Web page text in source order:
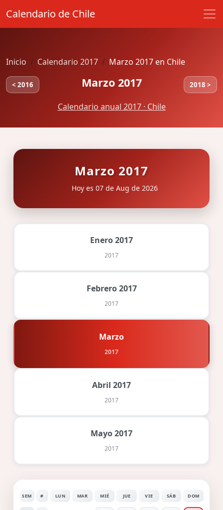
Calendario de Chile
Inicio Calendario 2017 Marzo 2017 en Chile
< 2016 Marzo 2017 2018 >
Calendario anual 2017 · Chile
Marzo 2017
Hoy es 07 de Aug de 2026
Enero 2017
2017
Febrero 2017
2017
Marzo
2017
Abril 2017
2017
Mayo 2017
2017
SEM # LUN MAR MIÉ JUE VIE SÁB DOM